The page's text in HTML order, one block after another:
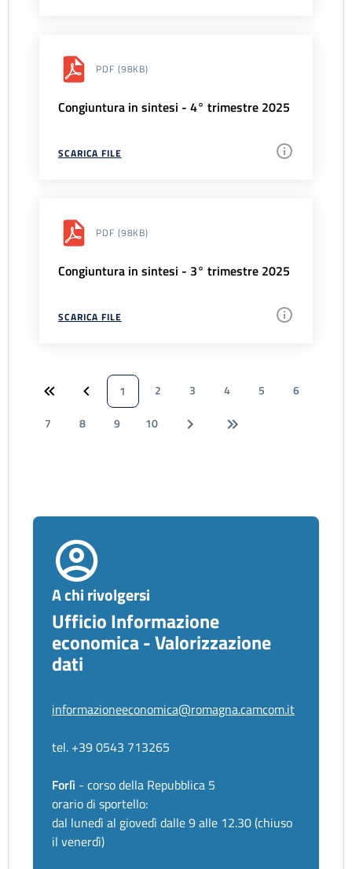
PDF (98KB)
Congiuntura in sintesi - 4° trimestre 2025
SCARICA FILE
PDF (98KB)
Congiuntura in sintesi - 3° trimestre 2025
SCARICA FILE
1 2 3 4 5
6
7
8 9 10
A chi rivolgersi
Ufficio Informazione
economica - Valorizzazione
dati
informazioneeconomica@romagna.camcom.it
tel. +39 0543 713265
Forlì - corso della Repubblica 5
orario di sportello:
dal lunedì al giovedì dalle 9 alle 12.30 (chiuso
il venerdì)